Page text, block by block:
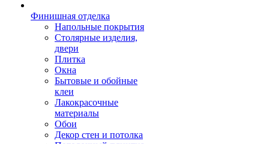
Финишная отделка
Напольные покрытия
Столярные изделия,
двери
Плитка
Окна
Бытовые и обойные
клеи
Лакокрасочные
материалы
Обои
Декор стен и потолка